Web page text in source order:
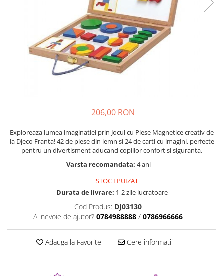
Proiector pentru copii
Instrumente muzicale pentru copii
Caruseluri muzicale
Banc de lucru pentru copii
Casa de papusi
Bormasina magica
Costum Halloween Copii
Animale de jucarie
Figurine cu animale domestice
Figurine plus
Cadou copii 9 ani
Cadou copii 10 ani
Cadou copii 11 ani
Cadou copii 12 ani
206,00 RON
Exploreaza lumea imaginatiei prin Jocul cu Piese Magnetice creativ de
la Djeco Franta! 42 de piese din lemn si 24 de carti cu imagini, perfecte
pentru un divertisment aducand copiilor confort si siguranta.
Varsta recomandata: 4 ani
STOC EPUIZAT
Durata de livrare: 1-2 zile lucratoare
Cod Produs: DJ03130
Ai nevoie de ajutor? 0784988888 / 0786966666
Adauga la Favorite Cere informatii